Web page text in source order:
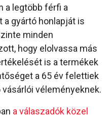
a legtöbb férfi a
a gyártó honlapját is
minden
hogy elolvassa más
is a termékek
a 65 év felettiek
véleményeknek.
a válaszadók közel